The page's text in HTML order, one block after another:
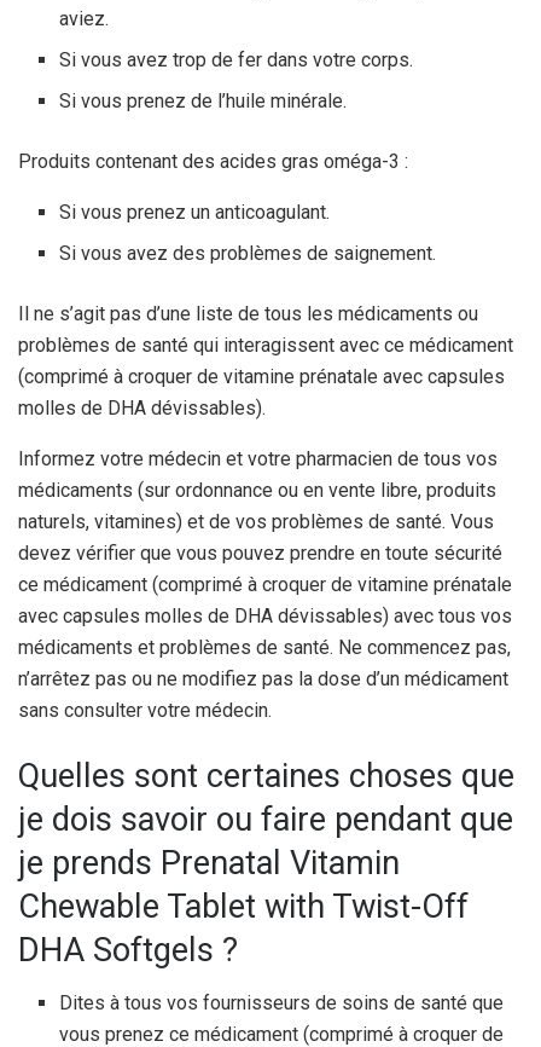
aviez.
Si vous avez trop de fer dans votre corps.
Si vous prenez de l’huile minérale.
Produits contenant des acides gras oméga-3 :
Si vous prenez un anticoagulant.
Si vous avez des problèmes de saignement.
Il ne s’agit pas d’une liste de tous les médicaments ou
problèmes de santé qui interagissent avec ce médicament
(comprimé à croquer de vitamine prénatale avec capsules
molles de DHA dévissables).
Informez votre médecin et votre pharmacien de tous vos
médicaments (sur ordonnance ou en vente libre, produits
naturels, vitamines) et de vos problèmes de santé. Vous
devez vérifier que vous pouvez prendre en toute sécurité
ce médicament (comprimé à croquer de vitamine prénatale
avec capsules molles de DHA dévissables) avec tous vos
médicaments et problèmes de santé. Ne commencez pas,
n’arrêtez pas ou ne modifiez pas la dose d’un médicament
sans consulter votre médecin.
Quelles sont certaines choses que
je dois savoir ou faire pendant que
je prends Prenatal Vitamin
Chewable Tablet with Twist-Off
DHA Softgels ?
Dites à tous vos fournisseurs de soins de santé que
vous prenez ce médicament (comprimé à croquer de